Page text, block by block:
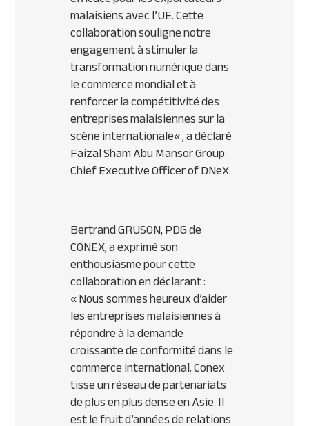
malaisiens avec l’UE. Cette
collaboration souligne notre
engagement à stimuler la
transformation numérique dans
le commerce mondial et à
renforcer la compétitivité des
entreprises malaisiennes sur la
scène internationale« , a déclaré
Faizal Sham Abu Mansor Group
Chief Executive Officer of DNeX.
Bertrand GRUSON, PDG de
CONEX, a exprimé son
enthousiasme pour cette
collaboration en déclarant :
«Nous sommes heureux d’aider
les entreprises malaisiennes à
répondre à la demande
croissante de conformité dans le
commerce international.Conex
tisse un réseau de partenariats
de plus en plus dense en Asie. Il
est le fruit d’années de relations